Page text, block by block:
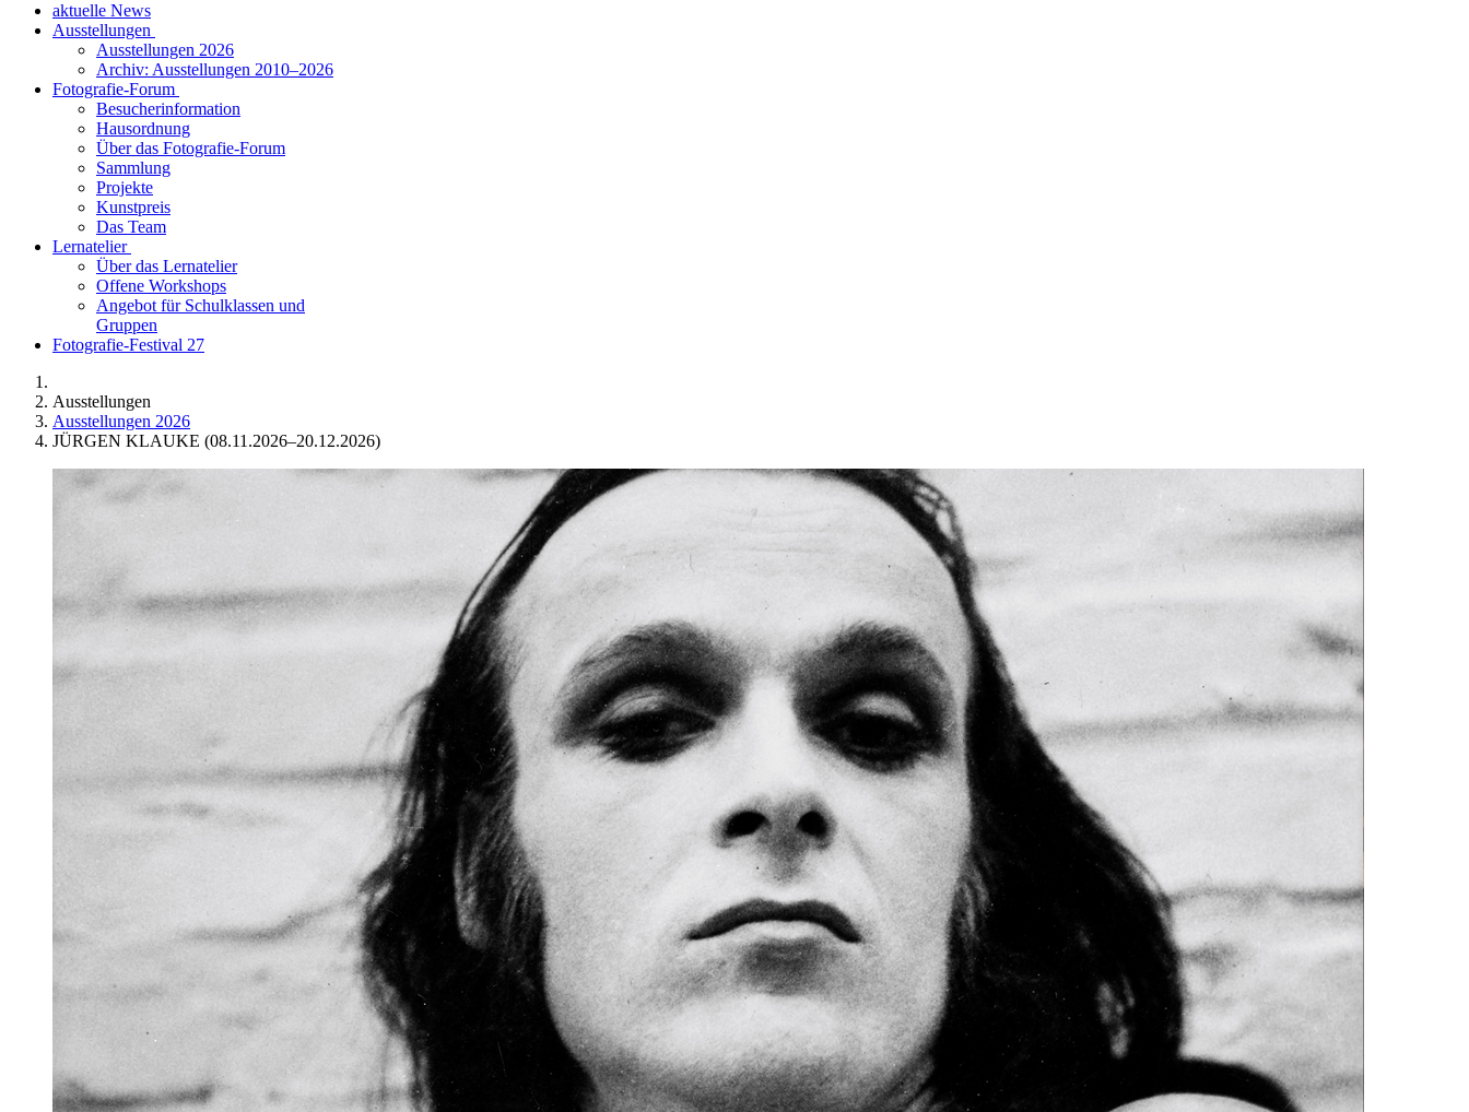
aktuelle News
Ausstellungen
Ausstellungen 2026
Archiv: Ausstellungen 2010–2026
Fotografie-Forum
Besucherinformation
Hausordnung
Über das Fotografie-Forum
Sammlung
Projekte
Kunstpreis
Das Team
Lernatelier
Über das Lernatelier
Offene Workshops
Angebot für Schulklassen und
Gruppen
Fotografie-Festival 27
Ausstellungen
Ausstellungen 2026
JÜRGEN KLAUKE (08.11.2026–20.12.2026)